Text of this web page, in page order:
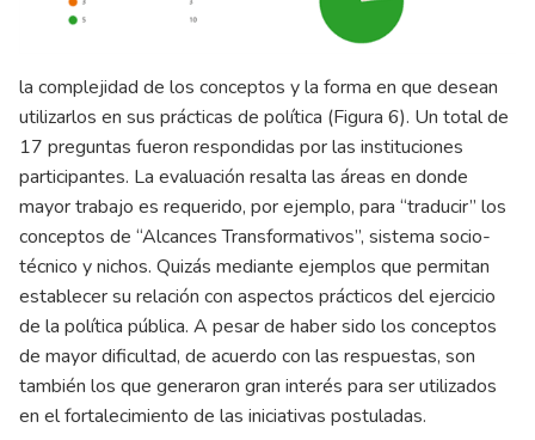
la complejidad de los conceptos y la forma en que desean
utilizarlos en sus prácticas de política (Figura 6). Un total de
17 preguntas fueron respondidas por las instituciones
participantes. La evaluación resalta las áreas en donde
mayor trabajo es requerido, por ejemplo, para “traducir” los
conceptos de “Alcances Transformativos”, sistema socio-
técnico y nichos. Quizás mediante ejemplos que permitan
establecer su relación con aspectos prácticos del ejercicio
de la política pública. A pesar de haber sido los conceptos
de mayor dificultad, de acuerdo con las respuestas, son
también los que generaron gran interés para ser utilizados
en el fortalecimiento de las iniciativas postuladas.